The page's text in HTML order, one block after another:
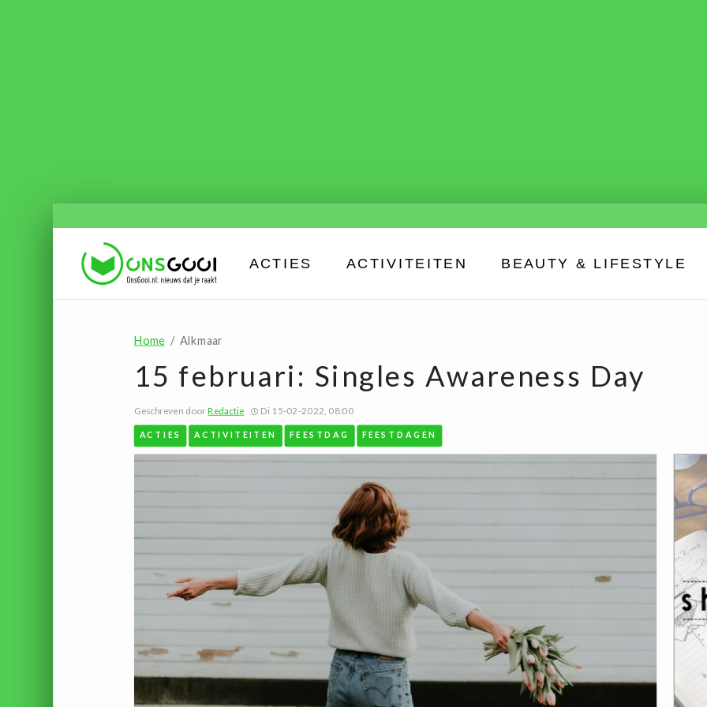
ACTIES ACTIVITEITEN BEAUTY & LIFESTYLE
Home Alkmaar
15 februari: Singles Awareness Day
Geschreven doorRedactie Di 15-02-2022, 08:00
ACTIES ACTIVITEITEN FEESTDAG FEESTDAGEN